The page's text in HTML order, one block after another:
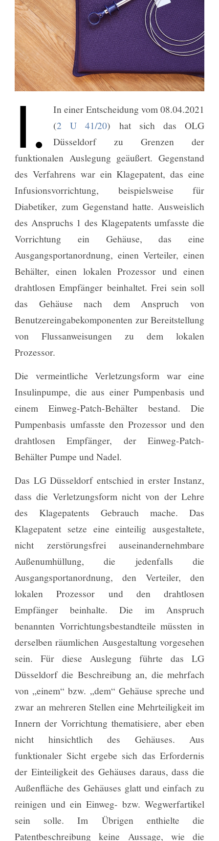
Ⅰ.
In einer Entscheidung vom 08.04.2021
(2 U 41/20) hat sich das OLG
Düsseldorf zu Grenzen der
funktionalen Auslegung geäußert. Gegenstand
des Verfahrens war ein Klagepatent, das eine
Infusionsvorrichtung, beispielsweise für
Diabetiker, zum Gegenstand hatte. Ausweislich
des Anspruchs 1 des Klagepatents umfasste die
Vorrichtung ein Gehäuse, das eine
Ausgangsportanordnung, einen Verteiler, einen
Behälter, einen lokalen Prozessor und einen
drahtlosen Empfänger beinhaltet. Frei sein soll
das Gehäuse nach dem Anspruch von
Benutzereingabekomponenten zur Bereitstellung
von Flussanweisungen zu dem lokalen
Prozessor.
Die vermeintliche Verletzungsform war eine
Insulinpumpe, die aus einer Pumpenbasis und
einem Einweg-Patch-Behälter bestand. Die
Pumpenbasis umfasste den Prozessor und den
drahtlosen Empfänger, der Einweg-Patch-
Behälter Pumpe und Nadel.
Das LG Düsseldorf entschied in erster Instanz,
dass die Verletzungsform nicht von der Lehre
des Klagepatents Gebrauch mache. Das
Klagepatent setze eine einteilig ausgestaltete,
nicht zerstörungsfrei auseinandernehmbare
Außenumhüllung, die jedenfalls die
Ausgangsportanordnung, den Verteiler, den
lokalen Prozessor und den drahtlosen
Empfänger beinhalte. Die im Anspruch
benannten Vorrichtungsbestandteile müssten in
derselben räumlichen Ausgestaltung vorgesehen
sein. Für diese Auslegung führte das LG
Düsseldorf die Beschreibung an, die mehrfach
von „einem“ bzw. „dem“ Gehäuse spreche und
zwar an mehreren Stellen eine Mehrteiligkeit im
Innern der Vorrichtung thematisiere, aber eben
nicht hinsichtlich des Gehäuses. Aus
funktionaler Sicht ergebe sich das Erfordernis
der Einteiligkeit des Gehäuses daraus, dass die
Außenfläche des Gehäuses glatt und einfach zu
reinigen und ein Einweg- bzw. Wegwerfartikel
sein solle. Im Übrigen enthielte die
Patentbeschreibung keine Aussage, wie die